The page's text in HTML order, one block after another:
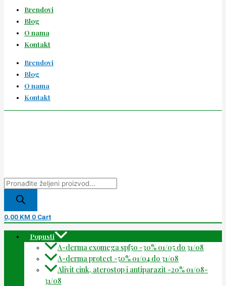
Brendovi
Blog
O nama
Kontakt
Brendovi
Blog
O nama
Kontakt
0,00 KM 0 Cart
Popusti
A-derma exomega spf50 -30% 01/05 do 31/08
A-derma protect -50% 01/04 do 31/08
Alivit cink, aterostop i antiparazit -20% 01/08-
31/08